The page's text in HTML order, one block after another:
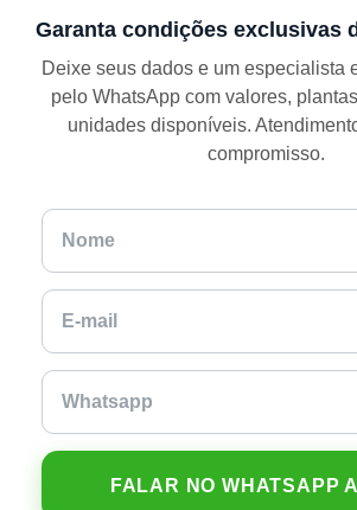
Garanta condições exclusivas
Deixe seus dados e um especialista
pelo WhatsApp com valores,
unidades disponíveis.
compromisso.
FALAR NO WHATSAPP